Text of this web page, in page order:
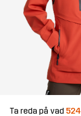
Ta reda på vad 524